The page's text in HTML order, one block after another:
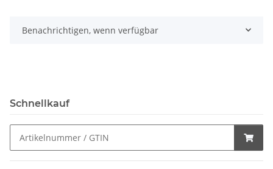
Benachrichtigen, wenn verfügbar
Schnellkauf